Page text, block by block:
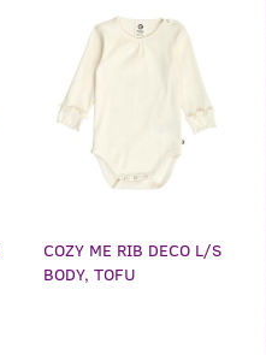
COZY ME RIB DECO L/S
BODY, TOFU